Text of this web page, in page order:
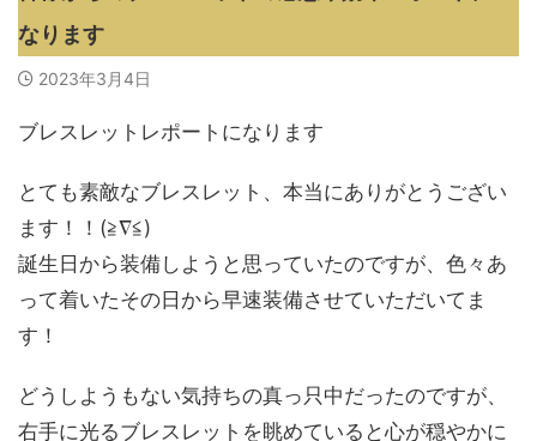
なります
2023年3月4日
ブレスレットレポートになります
とても素敵なブレスレット、本当にありがとうござい
ます！！(≧∇≦)
誕生日から装備しようと思っていたのですが、色々あ
って着いたその日から早速装備させていただいてま
す！
どうしようもない気持ちの真っ只中だったのですが、
右手に光るブレスレットを眺めていると心が穏やかに